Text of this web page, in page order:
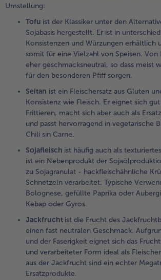
Umstellung:
Tofu ist der Klassiker unter den
Sojabasis hergestellt. Er ist in
Konsistenzen und Würzungen erhältlich
somit für eine Vielzahl von Speisen. Von
eher geschmacksneutral, so dass meist
für den besonderen Pfiff sorgen.
Seitan ist ein Fleischersatz aus Gluten
Konsistenz wie Fleisch. Er eignet sich
Frittieren, macht sich aber auch als
und passt hervorragend in vegetarische
Chili sin Carne.
Sojafleisch ist häufig auch als
ist ein Nebenprodukt der
zu Sojagranulat - hackfleischähnliche
Schnetzeln verarbeitet. Typische
Bolognese, gefüllte Paprika oder
Kebap oder Gyros.
Jackfrucht ist die Frucht des
einen fast neutralen Geschmack.
und der Faserigkeit eignet sich das
und verarbeiteter Form ideal als
aus der Jackfrucht sind ein echter
Ersatzprodukte.